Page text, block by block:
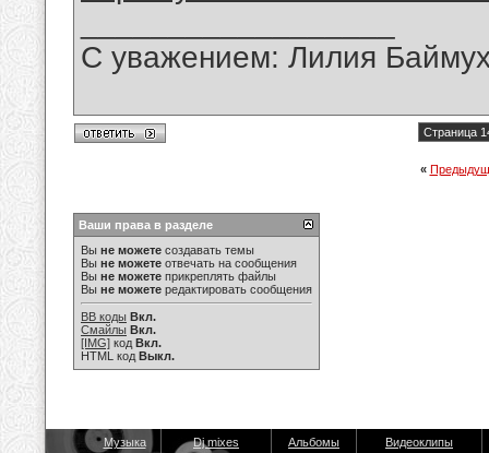
С уважением: Лилия
Страница
«
Ваши права в разделе
Вы не можете создавать темы
Вы не можете отвечать на сообщения
Вы не можете прикреплять файлы
Вы не можете редактировать сообщения
BB коды Вкл.
Смайлы Вкл.
[IMG] код Вкл.
HTML код Выкл.
Музыка Dj mixes Альбомы Видеоклипы